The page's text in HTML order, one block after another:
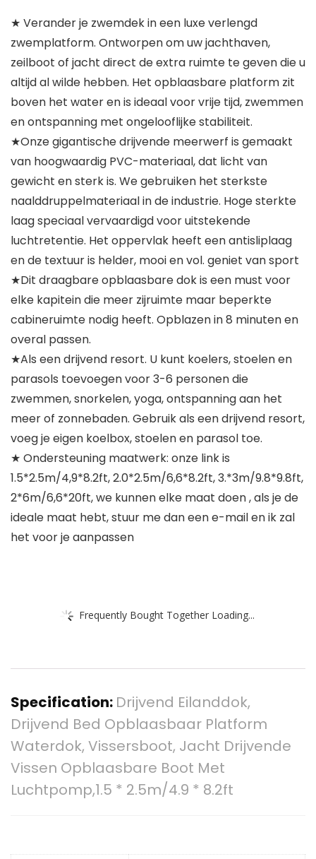
★ Verander je zwemdek in een luxe verlengd
zwemplatform. Ontworpen om uw jachthaven,
zeilboot of jacht direct de extra ruimte te geven die u
altijd al wilde hebben. Het opblaasbare platform zit
boven het water en is ideaal voor vrije tijd, zwemmen
en ontspanning met ongelooflijke stabiliteit.
★Onze gigantische drijvende meerwerf is gemaakt
van hoogwaardig PVC-materiaal, dat licht van
gewicht en sterk is. We gebruiken het sterkste
naalddruppelmateriaal in de industrie. Hoge sterkte
laag speciaal vervaardigd voor uitstekende
luchtretentie. Het oppervlak heeft een antisliplaag
en de textuur is helder, mooi en vol. geniet van sport
★Dit draagbare opblaasbare dok is een must voor
elke kapitein die meer zijruimte maar beperkte
cabineruimte nodig heeft. Opblazen in 8 minuten en
overal passen.
★Als een drijvend resort. U kunt koelers, stoelen en
parasols toevoegen voor 3-6 personen die
zwemmen, snorkelen, yoga, ontspanning aan het
meer of zonnebaden. Gebruik als een drijvend resort,
voeg je eigen koelbox, stoelen en parasol toe.
★ Ondersteuning maatwerk: onze link is
1.5*2.5m/4,9*8.2ft, 2.0*2.5m/6,6*8.2ft, 3.*3m/9.8*9.8ft,
2*6m/6,6*20ft, we kunnen elke maat doen , als je de
ideale maat hebt, stuur me dan een e-mail en ik zal
het voor je aanpassen
Frequently Bought Together Loading...
Specification: Drijvend Eilanddok,
Drijvend Bed Opblaasbaar Platform
Waterdok, Vissersboot, Jacht Drijvende
Vissen Opblaasbare Boot Met
Luchtpomp,1.5 * 2.5m/4.9 * 8.2ft